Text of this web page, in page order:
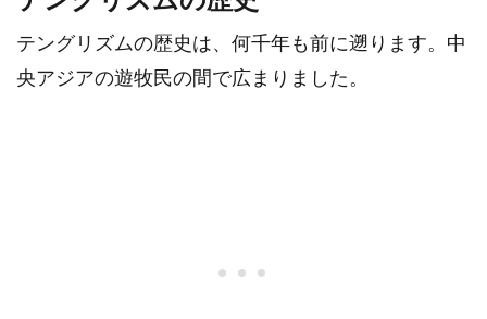
テングリズムの歴史は、何千年も前に遡ります。中
央アジアの遊牧民の間で広まりました。